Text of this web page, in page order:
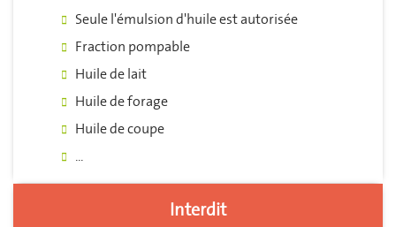
Seule l'émulsion d'huile est autorisée
Fraction pompable
Huile de lait
Huile de forage
Huile de coupe
...
Interdit